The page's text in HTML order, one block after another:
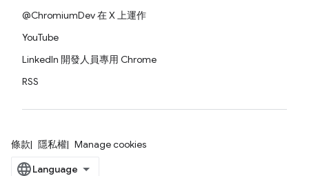
@ChromiumDev 在 X 上運作
YouTube
LinkedIn 開發人員專用 Chrome
RSS
條款 隱私權 Manage cookies